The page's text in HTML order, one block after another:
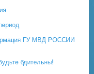
ГУ МВД РОССИИ
бдительны!